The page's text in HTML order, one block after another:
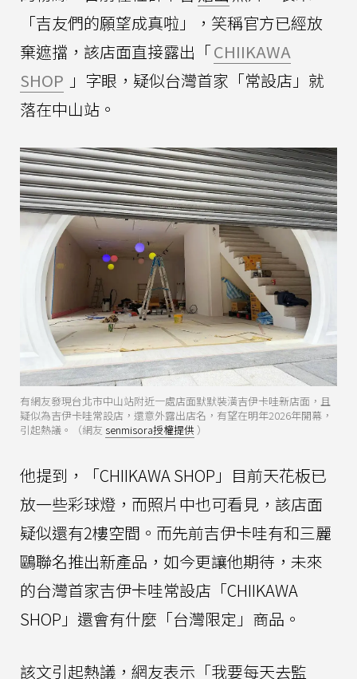
「吉友們的願望成真啦」，笑稱官方已經放
棄遮擋，該店面直接露出「CHIIKAWA
SHOP 」字眼，疑似台灣首家「常設店」就
落在中山站。
有網友發現台北市中山站附近一處店面默默裝潢吉伊卡哇新店面，且
疑似為吉伊卡哇常設店，還意外露出店名，有望在明年2026年開幕，
引起熱議。（網友 senmisora授權提供 ）
他提到，「CHIIKAWA SHOP」目前天花板已
放一些彩球燈，而照片中也可看見，該店面
疑似還有2樓空間。而先前吉伊卡哇有和三麗
鷗聯名推出新產品，如今更讓他期待，未來
的台灣首家吉伊卡哇常設店「CHIIKAWA
SHOP」還會有什麼「台灣限定」商品。
該文引起熱議，網友表示「我要每天去監